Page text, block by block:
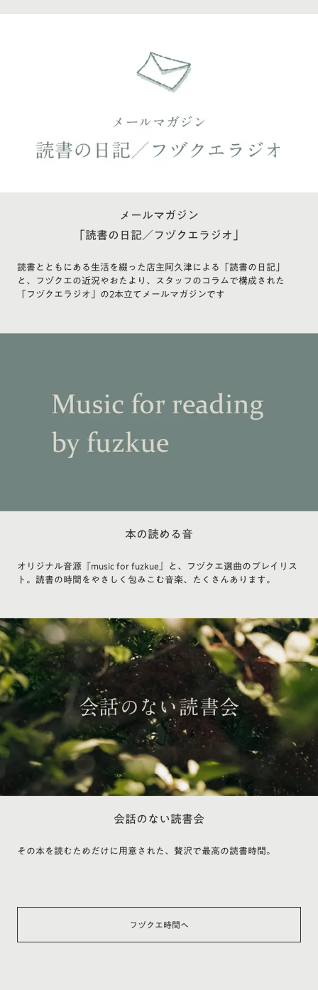
メールマガジン
「読書の日記／フヅクエラジオ」
読書とともにある生活を綴った店主阿久津による「読書の日記」
と、フヅクエの近況やおたより、スタッフのコラムで構成された
「フヅクエラジオ」の2本立てメールマガジンです
本の読める音
オリジナル音源『music for fuzkue』と、フヅクエ選曲のプレイリス
ト。読書の時間をやさしく包みこむ音楽、たくさんあります。
会話のない読書会
その本を読むためだけに用意された、贅沢で最高の読書時間。
フヅクエ時間へ